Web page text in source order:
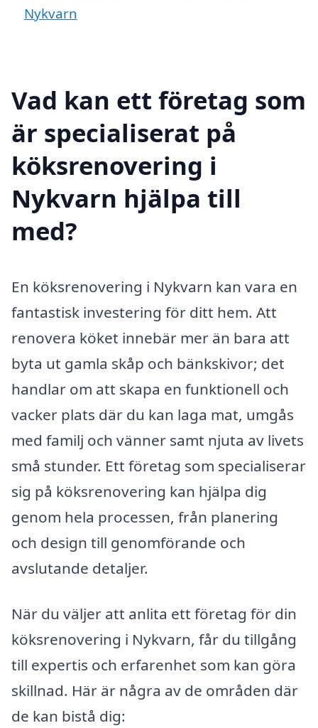
Nykvarn
Vad kan ett företag som
är specialiserat på
köksrenovering i
Nykvarn hjälpa till
med?
En köksrenovering i Nykvarn kan vara en
fantastisk investering för ditt hem. Att
renovera köket innebär mer än bara att
byta ut gamla skåp och bänkskivor; det
handlar om att skapa en funktionell och
vacker plats där du kan laga mat, umgås
med familj och vänner samt njuta av livets
små stunder. Ett företag som specialiserar
sig på köksrenovering kan hjälpa dig
genom hela processen, från planering
och design till genomförande och
avslutande detaljer.
När du väljer att anlita ett företag för din
köksrenovering i Nykvarn, får du tillgång
till expertis och erfarenhet som kan göra
skillnad. Här är några av de områden där
de kan bistå dig: